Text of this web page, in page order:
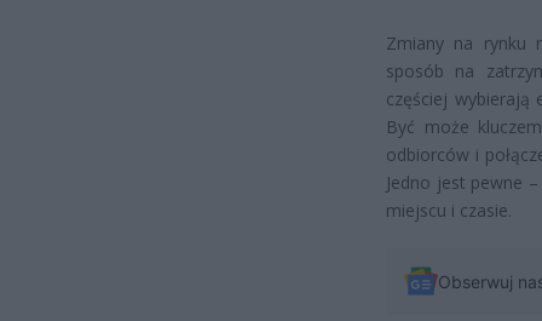
Zmiany na rynku
sposób na
częściej wybierają
Być może
odbiorców i
Jedno jest pewne
miejscu i czasie.
Obserwuj